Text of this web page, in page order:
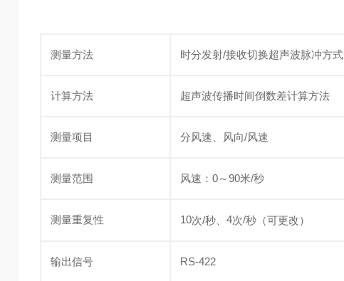
测量方法 时分发射/接收切换超声波脉冲方式
计算方法 超声波传播时间倒数差计算方法
测量项目 分风速、风向/风速
测量范围 风速：0～90米/秒
测量重复性 10次/秒、 4次/秒（可更改）
输出信号 RS-422